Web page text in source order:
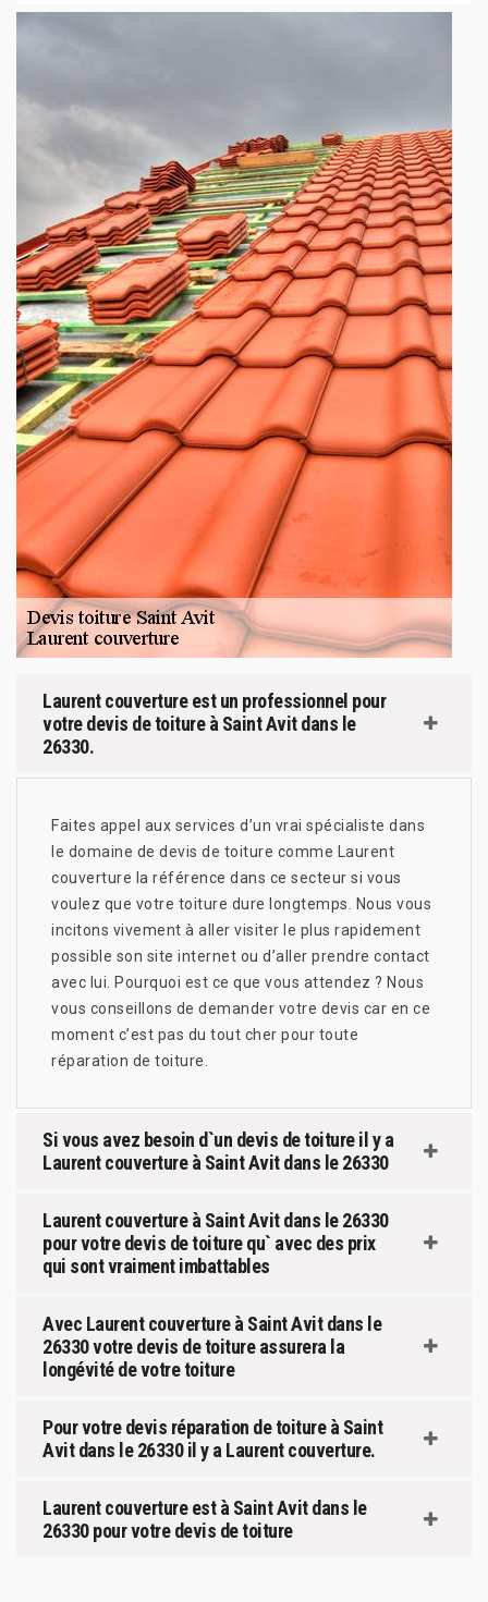
Laurent couverture est un professionnel pour
votre devis de toiture à Saint Avit dans le
26330.
Faites appel aux services d’un vrai spécialiste dans
le domaine de devis de toiture comme Laurent
couverture la référence dans ce secteur si vous
voulez que votre toiture dure longtemps. Nous vous
incitons vivement à aller visiter le plus rapidement
possible son site internet ou d’aller prendre contact
avec lui. Pourquoi est ce que vous attendez ? Nous
vous conseillons de demander votre devis car en ce
moment c’est pas du tout cher pour toute
réparation de toiture.
Si vous avez besoin d`un devis de toiture il y a
Laurent couverture à Saint Avit dans le 26330
Laurent couverture à Saint Avit dans le 26330
pour votre devis de toiture qu` avec des prix
qui sont vraiment imbattables
Avec Laurent couverture à Saint Avit dans le
26330 votre devis de toiture assurera la
longévité de votre toiture
Pour votre devis réparation de toiture à Saint
Avit dans le 26330 il y a Laurent couverture.
Laurent couverture est à Saint Avit dans le
26330 pour votre devis de toiture